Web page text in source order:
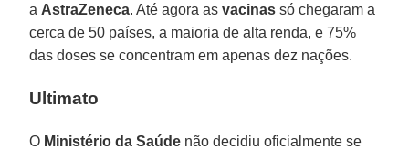
a AstraZeneca. Até agora asvacinas só chegaram a
cerca de 50 países, a maioria de alta renda, e 75%
das doses se concentram em apenas dez nações.
Ultimato
O Ministério da Saúde não decidiu oficialmente se